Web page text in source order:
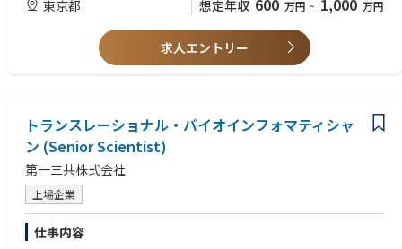
領域でのリーダーシップポジションへの道も開かれています。AI/ML等の
る機会があります。
チェックリスト作成・実行能力
• AI/MLバリデーションに関する知識
• 修士号または博士号
• シニアメンバーや管理職からメンタリングを積極的に受け、個人の成長
を継続的に追求できること
東京都 想定年収 600 万円 ~ 1,000 万円
求人エントリー
トランスレーショナル・バイオインフォマティシャ
ン (Senior Scientist)
第一三共株式会社
上場企業
仕事内容